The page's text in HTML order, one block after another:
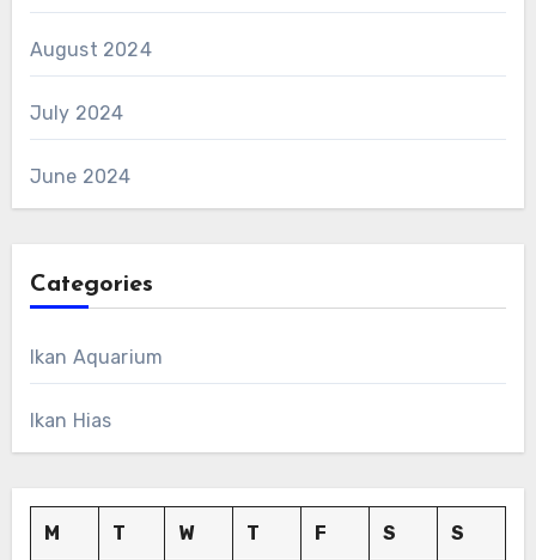
August 2024
July 2024
June 2024
Categories
Ikan Aquarium
Ikan Hias
M T W T F S S